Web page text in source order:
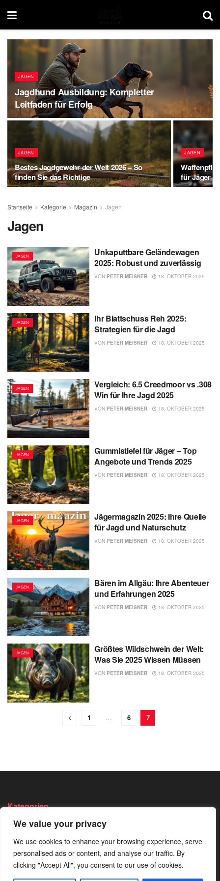
We value your privacy
We use cookies to enhance your browsing experience, serve
personalised ads or content, and analyse our traffic. By
clicking "Accept All", you consent to our use of cookies.
JAGEN
Jagdhund Ausbildung: Kompletter
Leitfaden für Erfolg
JAGEN
Bestes Jagdgewehr der Welt 2026 – So
finden Sie das Richtige
JAGEN
für Jäger
Startseite Kategorie Magazin Jagen
Jagen
JAGEN
Unkaputtbare Geländewagen
2025: Robust und zuverlässig
VON PETER MEISNER 18. OKTOBER 2025
JAGEN
Ihr Blattschuss Reh 2025:
Strategien für die Jagd
VON PETER MEISNER 18. OKTOBER 2025
JAGEN
Vergleich: 6.5 Creedmoor vs .308
Win für Ihre Jagd 2025
VON PETER MEISNER 18. OKTOBER 2025
JAGEN
Gummistiefel für Jäger – Top
Angebote und Trends 2025
VON PETER MEISNER 18. OKTOBER 2025
JAGEN
Jägermagazin 2025: Ihre Quelle
für Jagd und Naturschutz
VON PETER MEISNER 18. OKTOBER 2025
JAGEN
Bären im Allgäu: Ihre Abenteuer
und Erfahrungen 2025
VON PETER MEISNER 18. OKTOBER 2025
JAGEN
Größtes Wildschwein der Welt:
Was Sie 2025 Wissen Müssen
VON PETER MEISNER 18. OKTOBER 2025
1 … 6 7
Kategorien
Angeln
Bushcraft
Camping
Jagen
Survival
Trekking
Von Der
Redaktion
Wissen